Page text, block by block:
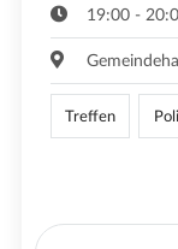
19:00 -
Treffen